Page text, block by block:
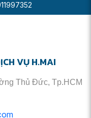
VỤ H.MAI
Thủ Đức, Tp.HCM